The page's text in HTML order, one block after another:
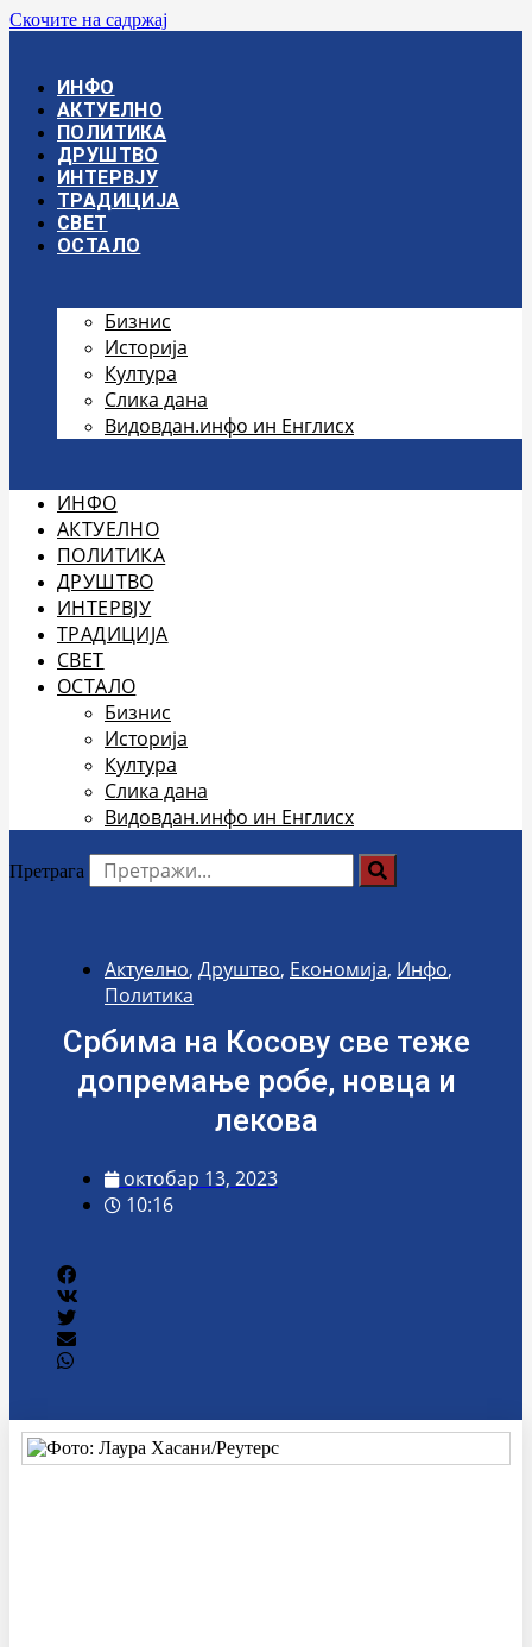
Скочите на садржај
ИНФО
АКТУЕЛНО
ПОЛИТИКА
ДРУШТВО
ИНТЕРВЈУ
ТРАДИЦИЈА
СВЕТ
ОСТАЛО
Бизнис
Историја
Култура
Слика дана
Видовдан.инфо ин Енглисх
ИНФО
АКТУЕЛНО
ПОЛИТИКА
ДРУШТВО
ИНТЕРВЈУ
ТРАДИЦИЈА
СВЕТ
ОСТАЛО
Бизнис
Историја
Култура
Слика дана
Видовдан.инфо ин Енглисх
Претрага
Актуелно, Друштво, Економија, Инфо,
Политика
Србима на Косову све теже
допремање робе, новца и
лекова
октобар 13, 2023
10:16